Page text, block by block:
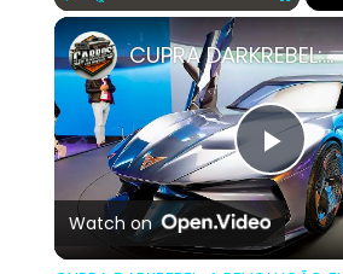
Play
CUPRA DARKREBEL: A REVOLUÇÃO ELÉTRICA QUE VAI TE DEIXAR SEM PALAVRAS!
Watch on